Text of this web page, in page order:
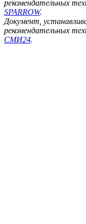
рекомендательных
SPARROW.
Документ,
рекомендательных
СМИ24.